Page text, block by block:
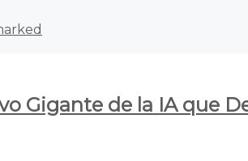
Gigante de la IA que